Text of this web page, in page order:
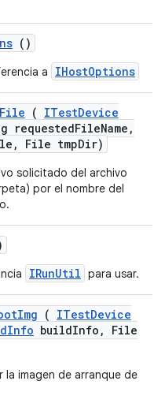
()
a IHostOptions
File ( ITestDevice
requestedFileName ,
, File tmpDir)
solicitado del archivo
por el nombre del
IRunUtil para usar.
Img ( ITestDevice
Info buildInfo ,
File
la imagen de arranque de